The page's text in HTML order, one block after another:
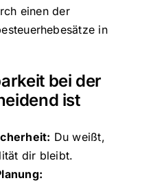
einen der
in
bei der
ist
Du weißt,
dir bleibt.